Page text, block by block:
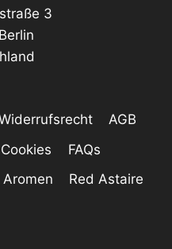
3
AGB
FAQs
Aromen Red Astaire